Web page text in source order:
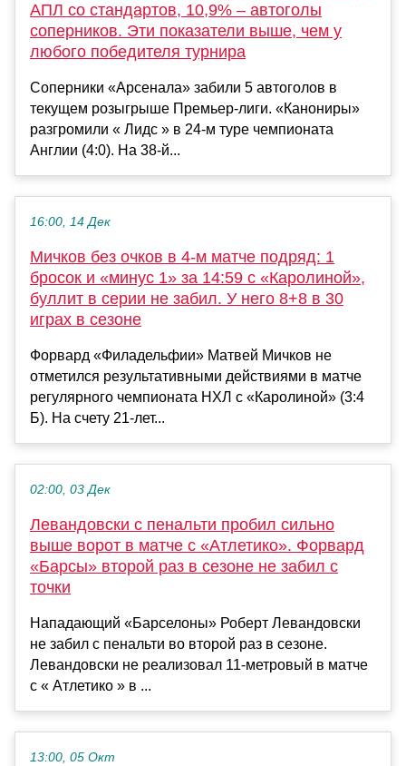
АПЛ со стандартов, 10,9% – автоголы
соперников. Эти показатели выше, чем у
любого победителя турнира
Соперники «Арсенала» забили 5 автоголов в
текущем розыгрыше Премьер-лиги. «Канониры»
разгромили « Лидс » в 24-м туре чемпионата
Англии (4:0). На 38-й...
16:00, 14 Дек
Мичков без очков в 4-м матче подряд: 1
бросок и «минус 1» за 14:59 с «Каролиной»,
буллит в серии не забил. У него 8+8 в 30
играх в сезоне
Форвард «Филадельфии» Матвей Мичков не
отметился результативными действиями в матче
регулярного чемпионата НХЛ с «Каролиной» (3:4
Б). На счету 21-лет...
02:00, 03 Дек
Левандовски c пенальти пробил сильно
выше ворот в матче с «Атлетико». Форвард
«Барсы» второй раз в сезоне не забил с
точки
Нападающий «Барселоны» Роберт Левандовски
не забил с пенальти во второй раз в сезоне.
Левандовски не реализовал 11-метровый в матче
с « Атлетико » в ...
13:00, 05 Окт